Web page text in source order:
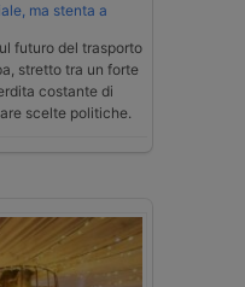
ma stenta a
futuro del trasporto
stretto tra un forte
costante di
scelte politiche.